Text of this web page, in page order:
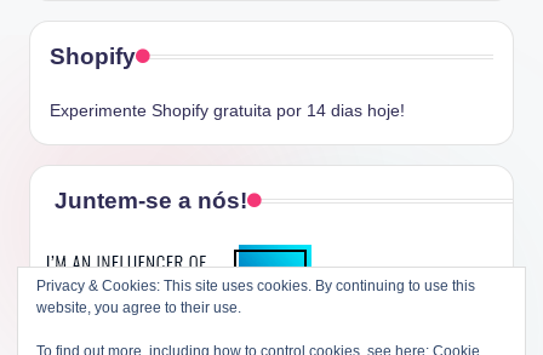
Shopify
Experimente Shopify gratuita por 14 dias hoje!
Juntem-se a nós!
Privacy & Cookies: This site uses cookies. By continuing to use this
website, you agree to their use.